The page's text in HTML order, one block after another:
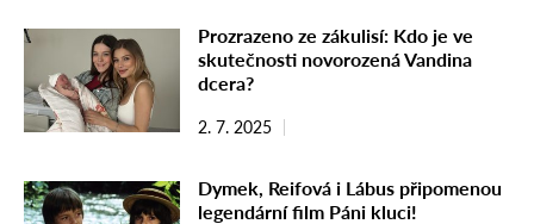
Prozrazeno ze zákulisí: Kdo je ve
skutečnosti novorozená Vandina
dcera?
2. 7. 2025
Dymek, Reifová i Lábus připomenou
legendární film Páni kluci!